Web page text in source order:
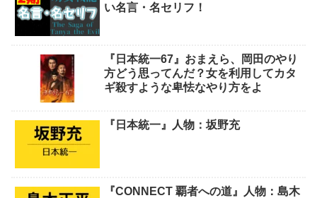
い名言・名セリフ！
『日本統一67』おまえら、岡田のやり
方どう思ってんだ？女を利用してカタ
ギ殺すような卑怯なやり方をよ
『日本統一』人物：坂野充
『CONNECT 覇者への道』人物：島木